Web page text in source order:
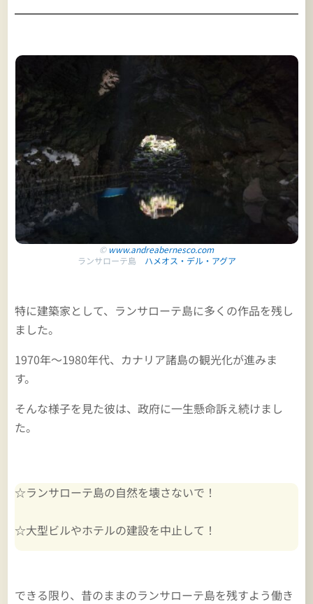
© www.andreabernesco.com
ランサローテ島 ハメオス・デル・アグア
特に建築家として、ランサローテ島に多くの作品を残し
ました。
1970年～1980年代、カナリア諸島の観光化が進みま
す。
そんな様子を見た彼は、政府に一生懸命訴え続けまし
た。
☆ランサローテ島の自然を壊さないで！
☆大型ビルやホテルの建設を中止して！
できる限り、昔のままのランサローテ島を残すよう働き